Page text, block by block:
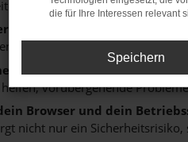
zum Beispiel deine
wie Werbeblocker, können
vorübergehende
Browser und dein
nicht nur ein
die für Ihre Interessen relevant
Speichern